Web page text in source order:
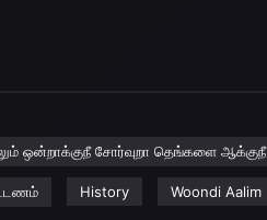
ஒன்றாக்குநீ சோர்வுறா தெங்களை ஆக்குநீ
History Woondi Aalim